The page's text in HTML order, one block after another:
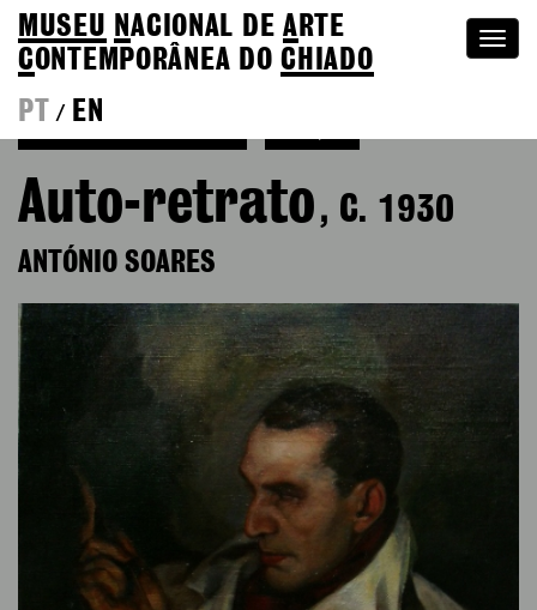
MUSEU NACIONAL DEA RTE
CONTEMPORÂNEA DOCHIADO
PT
/ EN
Auto-retrato , C. 1930
ANTÓNIO SOARES